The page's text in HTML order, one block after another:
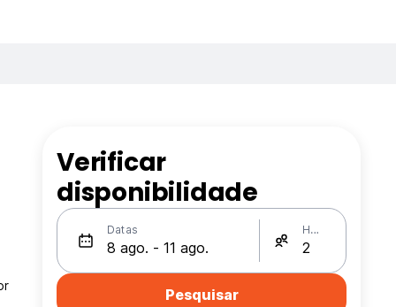
Verificar
disponibilidade
Datas Hóspedes
Pesquisar